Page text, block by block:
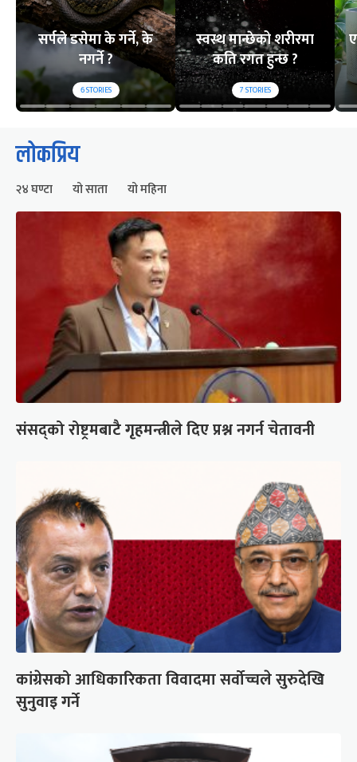
सर्पले डसेमा के गर्ने, के
नगर्ने ?
6STORIES
स्वस्थ मान्छेको शरीरमा
कति रगत हुन्छ ?
7STORIES
लोकप्रिय
२४ घण्टा यो साता यो महिना
संसद्को रोष्ट्रमबाटै गृहमन्त्रीले दिए प्रश्न नगर्न चेतावनी
कांग्रेसको आधिकारिकता विवादमा सर्वोच्चले सुरुदेखि
सुनुवाइ गर्ने